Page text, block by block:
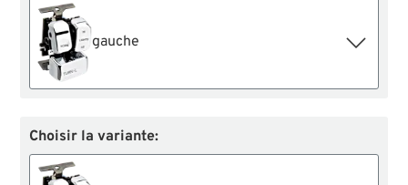
gauche
Choisir la variante: